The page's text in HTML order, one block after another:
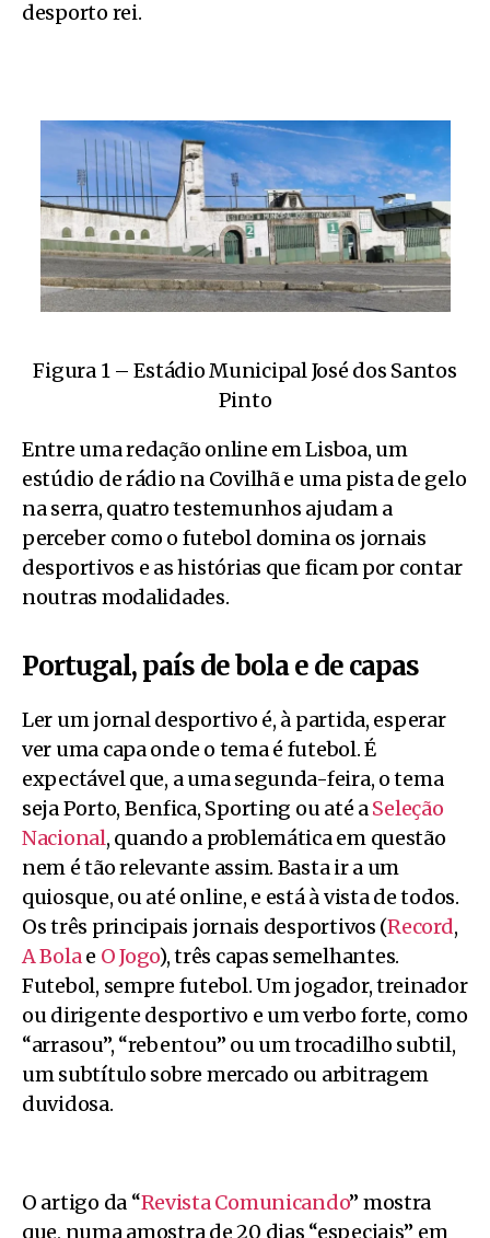
desporto rei.
Figura 1 – Estádio Municipal José dos Santos
Pinto
Entre uma redação online em Lisboa, um
estúdio de rádio na Covilhã e uma pista de gelo
na serra, quatro testemunhos ajudam a
perceber como o futebol domina os jornais
desportivos e as histórias que ficam por contar
noutras modalidades.
Portugal, país de bola e de capas
Ler um jornal desportivo é, à partida, esperar
ver uma capa onde o tema é futebol. É
expectável que, a uma segunda-feira, o tema
seja Porto, Benfica, Sporting ou até aSeleção
Nacional, quando a problemática em questão
nem é tão relevante assim. Basta ir a um
quiosque, ou até online, e está à vista de todos.
Os três principais jornais desportivos (Record,
A Bolae O Jogo), três capas semelhantes.
Futebol, sempre futebol. Um jogador, treinador
ou dirigente desportivo e um verbo forte, como
“arrasou”, “rebentou” ou um trocadilho subtil,
um subtítulo sobre mercado ou arbitragem
duvidosa.
O artigo da “Revista Comunicando” mostra
que, numa amostra de 20 dias “especiais” em